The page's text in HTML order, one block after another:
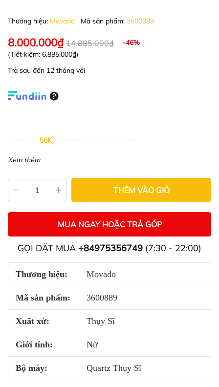
Thương hiệu: Movado Mã sản phẩm: 3600889
8.000.000₫ 14.885.000₫
-46%
(Tiết kiệm: 6.885.000₫)
Trả sau đến 12 tháng với
50K
Xem thêm
THÊM VÀO GIỎ
MUA NGAY HOẶC TRẢ GÓP
GỌI ĐẶT MUA +84975356749 (7:30 - 22:00)
Thương hiệu: Movado
Mã sản phẩm: 3600889
Xuất xứ: Thụy Sĩ
Giới tính: Nữ
Bộ máy: Quartz Thụy Sĩ